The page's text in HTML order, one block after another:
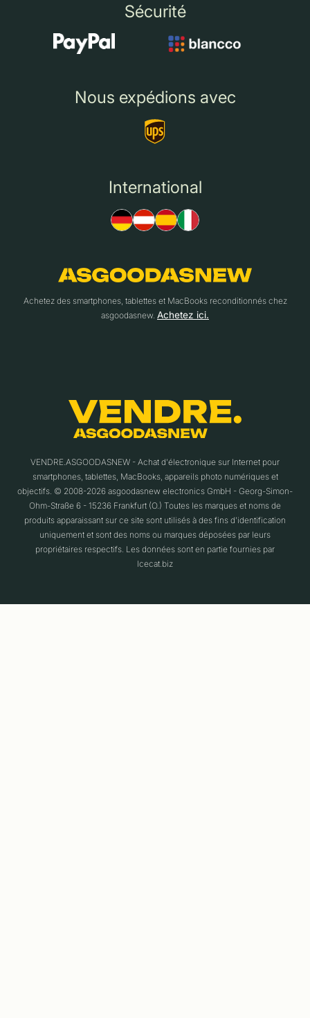
Sécurité
Nous expédions avec
International
Achetez des smartphones, tablettes et MacBooks reconditionnés chez
asgoodasnew. Achetez ici.
VENDRE.ASGOODASNEW - Achat d'électronique sur Internet pour
smartphones, tablettes, MacBooks, appareils photo numériques et
objectifs. © 2008-2026 asgoodasnew electronics GmbH - Georg-Simon-
Ohm-Straße 6 - 15236 Frankfurt (O.) Toutes les marques et noms de
produits apparaissant sur ce site sont utilisés à des fins d'identification
uniquement et sont des noms ou marques déposées par leurs
propriétaires respectifs. Les données sont en partie fournies par
Icecat.biz